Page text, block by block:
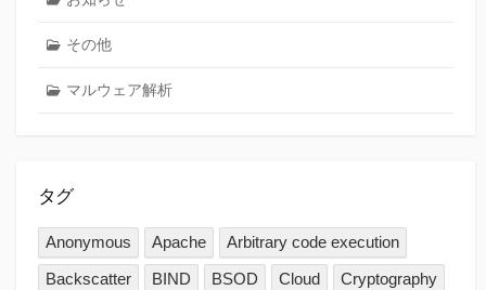
その他
マルウェア解析
タグ
Anonymous Apache
Arbitrary code execution
Backscatter
BIND BSOD Cloud
Cryptography